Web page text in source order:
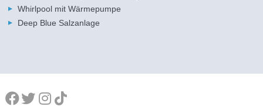
Whirlpool mit Wärmepumpe
Deep Blue Salzanlage